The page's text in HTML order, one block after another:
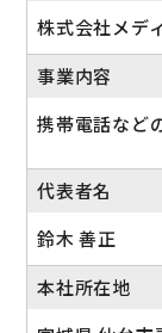
株式会社メデ
事業内容
携帯電話など
代表者名
鈴木 善正
本社所在地